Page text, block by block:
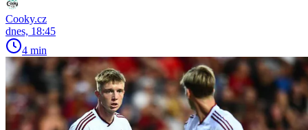
Cooky.cz
dnes, 18:45
4 min